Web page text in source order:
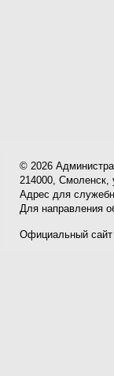
© 2026
214000, Смоленск,
Адрес для
Для направления
Официальный сайт